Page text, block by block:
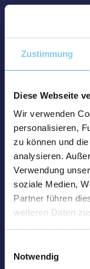
Zustimmung
Diese Webseite
Wir verwenden
personalisieren,
zu können und
analysieren.
Verwendung
soziale Medien,
Partner führen
weiteren Daten
Notwendig